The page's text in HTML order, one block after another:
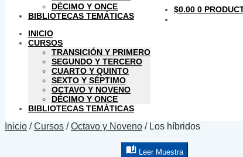
DÉCIMO Y ONCE
BIBLIOTECAS TEMÁTICAS
INICIO
CURSOS
TRANSICIÓN Y PRIMERO
SEGUNDO Y TERCERO
CUARTO Y QUINTO
SEXTO Y SÉPTIMO
OCTAVO Y NOVENO
DÉCIMO Y ONCE
BIBLIOTECAS TEMÁTICAS
$0.00 0
Inicio /Cursos /Octavo y Noveno / Los híbridos
Leer Muestra